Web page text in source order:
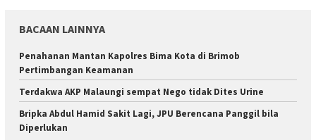
BACAAN LAINNYA
Penahanan Mantan Kapolres Bima Kota di Brimob
Pertimbangan Keamanan
Terdakwa AKP Malaungi sempat Nego tidak Dites Urine
Bripka Abdul Hamid Sakit Lagi, JPU Berencana Panggil bila
Diperlukan